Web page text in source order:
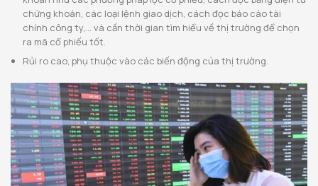
chứng khoán, các loại lệnh giao dịch, cách đọc báo cáo tài
chính công ty,… và cần thời gian tìm hiểu về thị trường để chọn
ra mã cổ phiếu tốt.
Rủi ro cao, phụ thuộc vào các biến động của thị trường.